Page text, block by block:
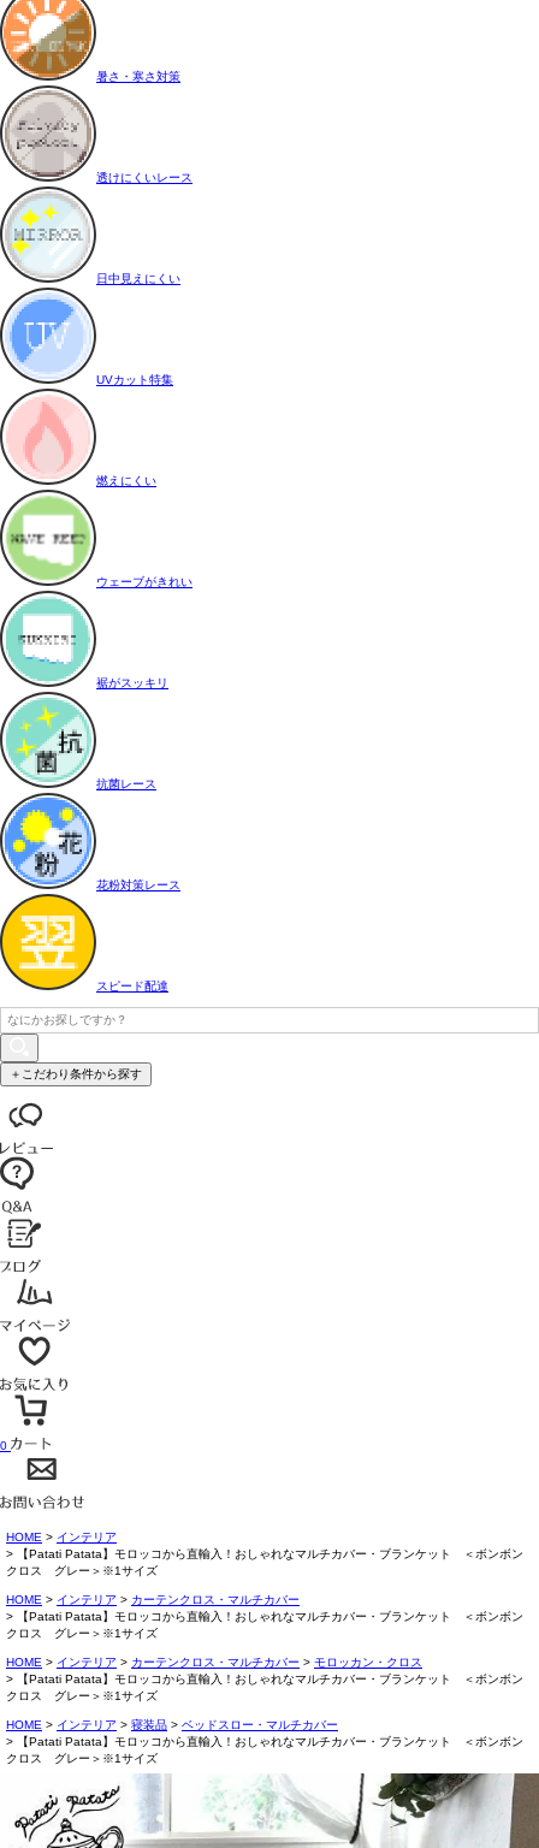
暑さ・寒さ対策
透けにくいレース
日中見えにくい
UVカット特集
燃えにくい
ウェーブがきれい
裾がスッキリ
抗菌レース
花粉対策レース
スピード配達
＋こだわり条件から探す
0
HOME
インテリア
【Patati Patata】モロッコから直輸入！おしゃれなマルチカバー・ブランケット ＜ボンボン
クロス グレー＞※1サイズ
HOME インテリア
カーテンクロス・マルチカバー
【Patati Patata】モロッコから直輸入！おしゃれなマルチカバー・ブランケット ＜ボンボン
クロス グレー＞※1サイズ
HOME インテリア カーテンクロス・マルチカバー
モロッカン・クロス
【Patati Patata】モロッコから直輸入！おしゃれなマルチカバー・ブランケット ＜ボンボン
クロス グレー＞※1サイズ
HOME インテリア 寝装品
ベッドスロー・マルチカバー
【Patati Patata】モロッコから直輸入！おしゃれなマルチカバー・ブランケット ＜ボンボン
クロス グレー＞※1サイズ